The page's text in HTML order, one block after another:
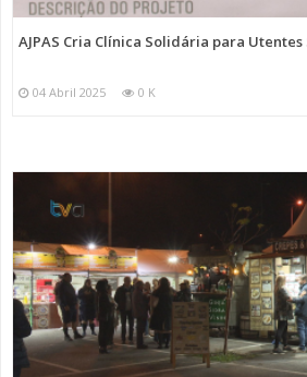
AJPAS Cria Clínica Solidária para
04 Abril 2025 0 K